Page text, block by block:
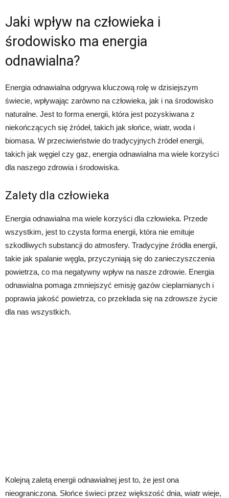
Jaki wpływ na człowieka i
środowisko ma energia
odnawialna?
Energia odnawialna odgrywa kluczową rolę w dzisiejszym
świecie, wpływając zarówno na człowieka, jak i na środowisko
naturalne. Jest to forma energii, która jest pozyskiwana z
niekończących się źródeł, takich jak słońce, wiatr, woda i
biomasa. W przeciwieństwie do tradycyjnych źródeł energii,
takich jak węgiel czy gaz, energia odnawialna ma wiele korzyści
dla naszego zdrowia i środowiska.
Zalety dla człowieka
Energia odnawialna ma wiele korzyści dla człowieka. Przede
wszystkim, jest to czysta forma energii, która nie emituje
szkodliwych substancji do atmosfery. Tradycyjne źródła energii,
takie jak spalanie węgla, przyczyniają się do zanieczyszczenia
powietrza, co ma negatywny wpływ na nasze zdrowie. Energia
odnawialna pomaga zmniejszyć emisję gazów cieplarnianych i
poprawia jakość powietrza, co przekłada się na zdrowsze życie
dla nas wszystkich.
Kolejną zaletą energii odnawialnej jest to, że jest ona
nieograniczona. Słońce świeci przez większość dnia, wiatr wieje,